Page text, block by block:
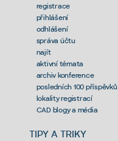
registrace
přihlášení
odhlášení
správa účtu
najít
aktivní témata
archiv konference
posledních 100 příspěvků
lokality registrací
CAD blogy a média
TIPY A TRIKY